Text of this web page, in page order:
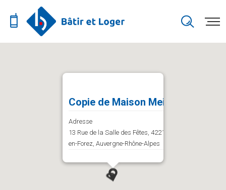
Copie de Maison Meiller
Adresse
13 Rue de la Salle des Fêtes, 42210 Bellegarde-
en-Forez, Auvergne-Rhône-Alpes